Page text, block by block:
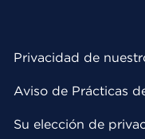
Privacidad de
Aviso de Prácticas
Su elección de